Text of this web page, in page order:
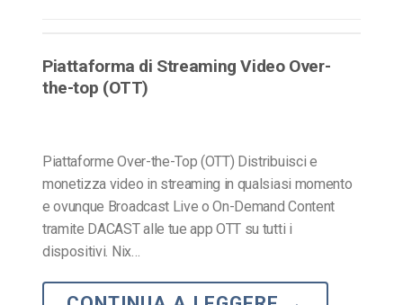
Piattaforma di Streaming Video Over-
the-top (OTT)
Piattaforme Over-the-Top (OTT) Distribuisci e
monetizza video in streaming in qualsiasi momento
e ovunque Broadcast Live o On-Demand Content
tramite DACAST alle tue app OTT su tutti i
dispositivi. Nix…